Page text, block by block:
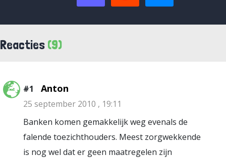
Reacties (9)
#1 Anton
25 september 2010 , 19:11
Banken komen gemakkelijk weg evenals de
falende toezichthouders. Meest zorgwekkende
is nog wel dat er geen maatregelen zijn